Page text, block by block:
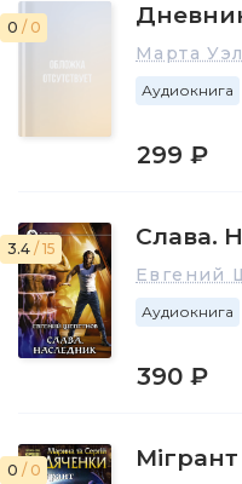
0 / 0
Марта
Аудиокнига
299 ₽
3.4 / 15 Слава.
Евгений
Аудиокнига
390 ₽
0 / 0 Мігрант